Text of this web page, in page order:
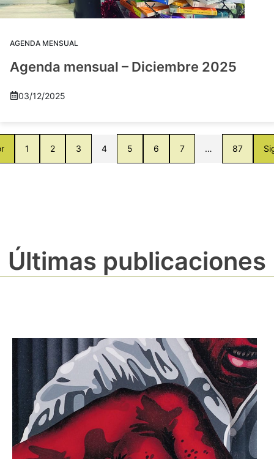
AGENDA MENSUAL
Agenda mensual – Diciembre 2025
03/12/2025
1 2 3 4 5 6 7 … 87
Últimas publicaciones